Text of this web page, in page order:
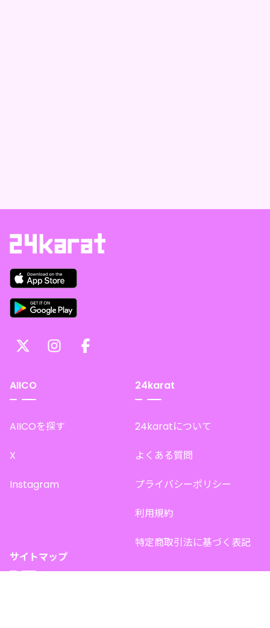
AIICO
AIICOを探す
X
Instagram
24karat
24karatについて
よくある質問
プライバシーポリシー
利用規約
特定商取引法に基づく表記
サイトマップ